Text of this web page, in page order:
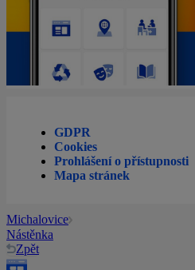
GDPR
Cookies
Prohlášení o přístupnosti
Mapa stránek
Michalovice
Nástěnka
Zpět